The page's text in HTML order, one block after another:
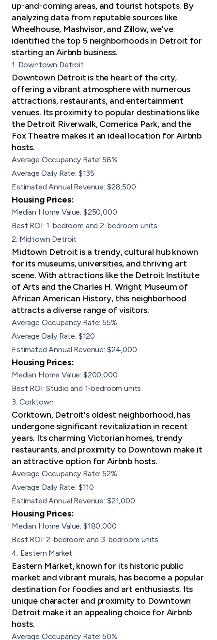
up-and-coming areas, and tourist hotspots. By
analyzing data from reputable sources like
Wheelhouse, Mashvisor, and Zillow, we've
identified the top 5 neighborhoods in Detroit for
starting an Airbnb business.
1. Downtown Detroit
Downtown Detroit is the heart of the city,
offering a vibrant atmosphere with numerous
attractions, restaurants, and entertainment
venues. Its proximity to popular destinations like
the Detroit Riverwalk, Comerica Park, and the
Fox Theatre makes it an ideal location for Airbnb
hosts.
Average Occupancy Rate: 58%
Average Daily Rate: $135
Estimated Annual Revenue: $28,500
Housing Prices:
Median Home Value: $250,000
Best ROI: 1-bedroom and 2-bedroom units
2. Midtown Detroit
Midtown Detroit is a trendy, cultural hub known
for its museums, universities, and thriving art
scene. With attractions like the Detroit Institute
of Arts and the Charles H. Wright Museum of
African American History, this neighborhood
attracts a diverse range of visitors.
Average Occupancy Rate: 55%
Average Daily Rate: $120
Estimated Annual Revenue: $24,000
Housing Prices:
Median Home Value: $200,000
Best ROI: Studio and 1-bedroom units
3. Corktown
Corktown, Detroit's oldest neighborhood, has
undergone significant revitalization in recent
years. Its charming Victorian homes, trendy
restaurants, and proximity to Downtown make it
an attractive option for Airbnb hosts.
Average Occupancy Rate: 52%
Average Daily Rate: $110
Estimated Annual Revenue: $21,000
Housing Prices:
Median Home Value: $180,000
Best ROI: 2-bedroom and 3-bedroom units
4. Eastern Market
Eastern Market, known for its historic public
market and vibrant murals, has become a popular
destination for foodies and art enthusiasts. Its
unique character and proximity to Downtown
Detroit make it an appealing choice for Airbnb
hosts.
Average Occupancy Rate: 50%